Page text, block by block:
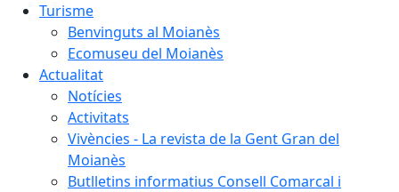
Turisme
Benvinguts al Moianès
Ecomuseu del Moianès
Actualitat
Notícies
Activitats
Vivències - La revista de la Gent Gran del
Moianès
Butlletins informatius Consell Comarcal i